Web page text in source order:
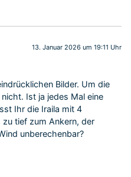
13. Januar 2026 um 19:11 Uhr
Bilder. Um die
Ist ja jedes Mal eine
Ihr die Iraila mit 4
zu tief zum Ankern, der
unberechenbar?